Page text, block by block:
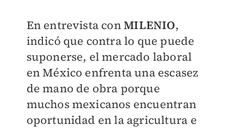
En entrevista conMILENIO,
indicó que contra lo que puede
suponerse, el mercado laboral
en México enfrenta una escasez
de mano de obra porque
muchos mexicanos encuentran
oportunidad en la agricultura e